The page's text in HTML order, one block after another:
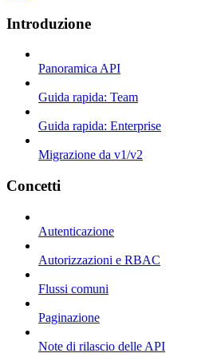
Introduzione
Panoramica API
Guida rapida: Team
Guida rapida: Enterprise
Migrazione da v1/v2
Concetti
Autenticazione
Autorizzazioni e RBAC
Flussi comuni
Paginazione
Note di rilascio delle API